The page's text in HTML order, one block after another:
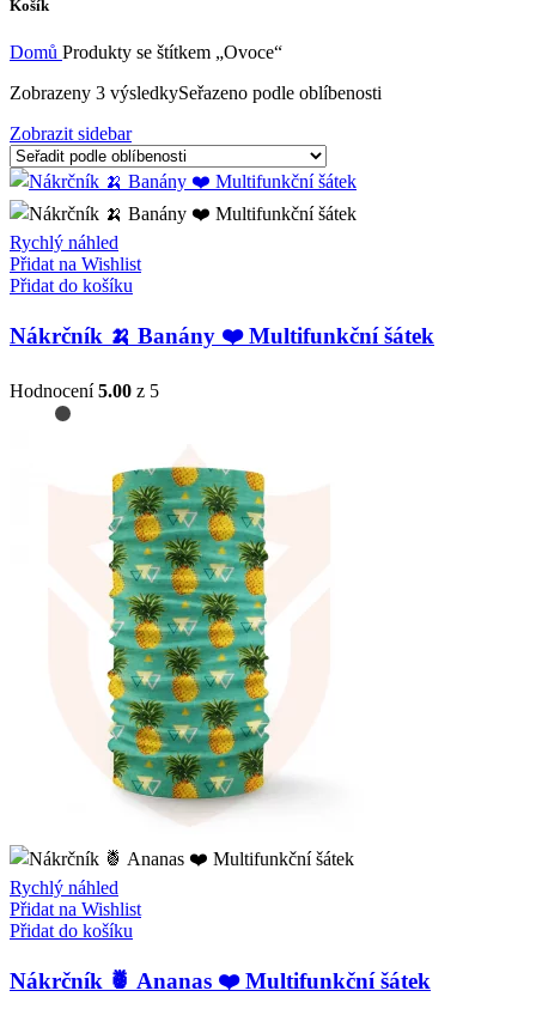
Košík
Domů Produkty se štítkem „Ovoce“
Zobrazeny 3 výsledkySeřazeno podle oblíbenosti
Zobrazit sidebar
Rychlý náhled
Přidat na Wishlist
Přidat do košíku
Nákrčník 🍌 Banány ❤️ Multifunkční šátek
Hodnocení5.00 z 5
Rychlý náhled
Přidat na Wishlist
Přidat do košíku
Nákrčník 🍍 Ananas ❤️ Multifunkční šátek